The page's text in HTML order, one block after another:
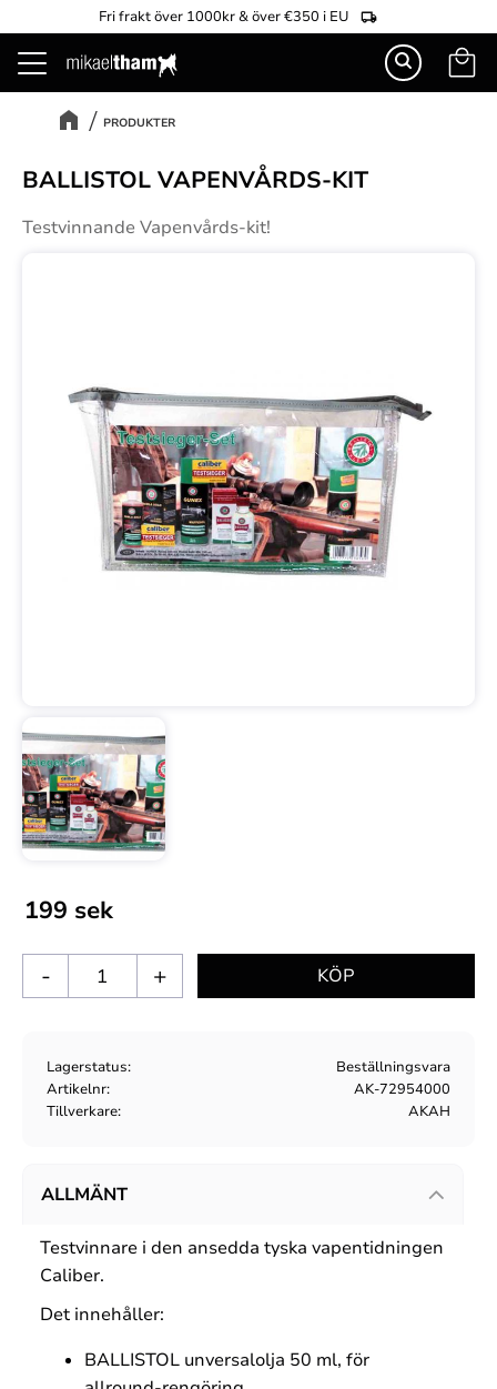
Meny
Fri frakt över 1000kr & över €350 i EU
PRODUKTER
BALLISTOL VAPENVÅRDS-KIT
Testvinnande Vapenvårds-kit!
199 sek
+
-
Lagerstatus
Beställningsvara
Artikelnr
AK-72954000
Tillverkare
AKAH
ALLMÄNT
Testvinnare i den ansedda tyska vapentidningen
Caliber.
Det innehåller:
BALLISTOL unversalolja 50 ml, för